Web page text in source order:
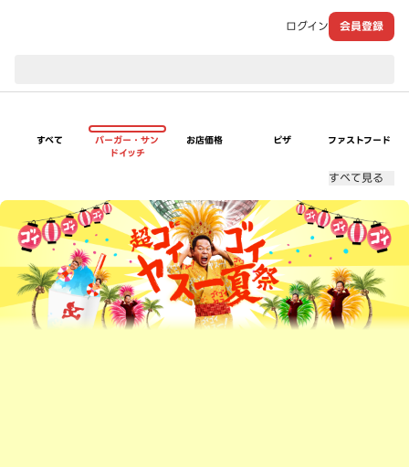
ログイン 会員登録
すべて
バーガー・サン
ドイッチ
お店価格 ピザ ファストフード
すべて見る
超ゴイゴイヤスー夏祭